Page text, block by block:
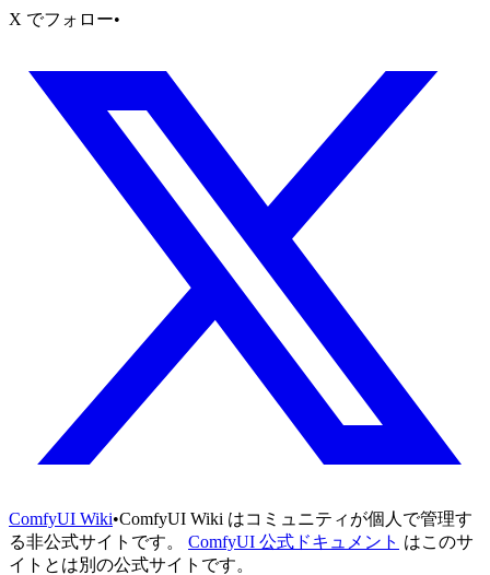
X でフォロー•
ComfyUI Wiki•ComfyUI Wiki はコミュニティが個人で管理す
る非公式サイトです。
ComfyUI 公式ドキュメント はこのサ
イトとは別の公式サイトです。